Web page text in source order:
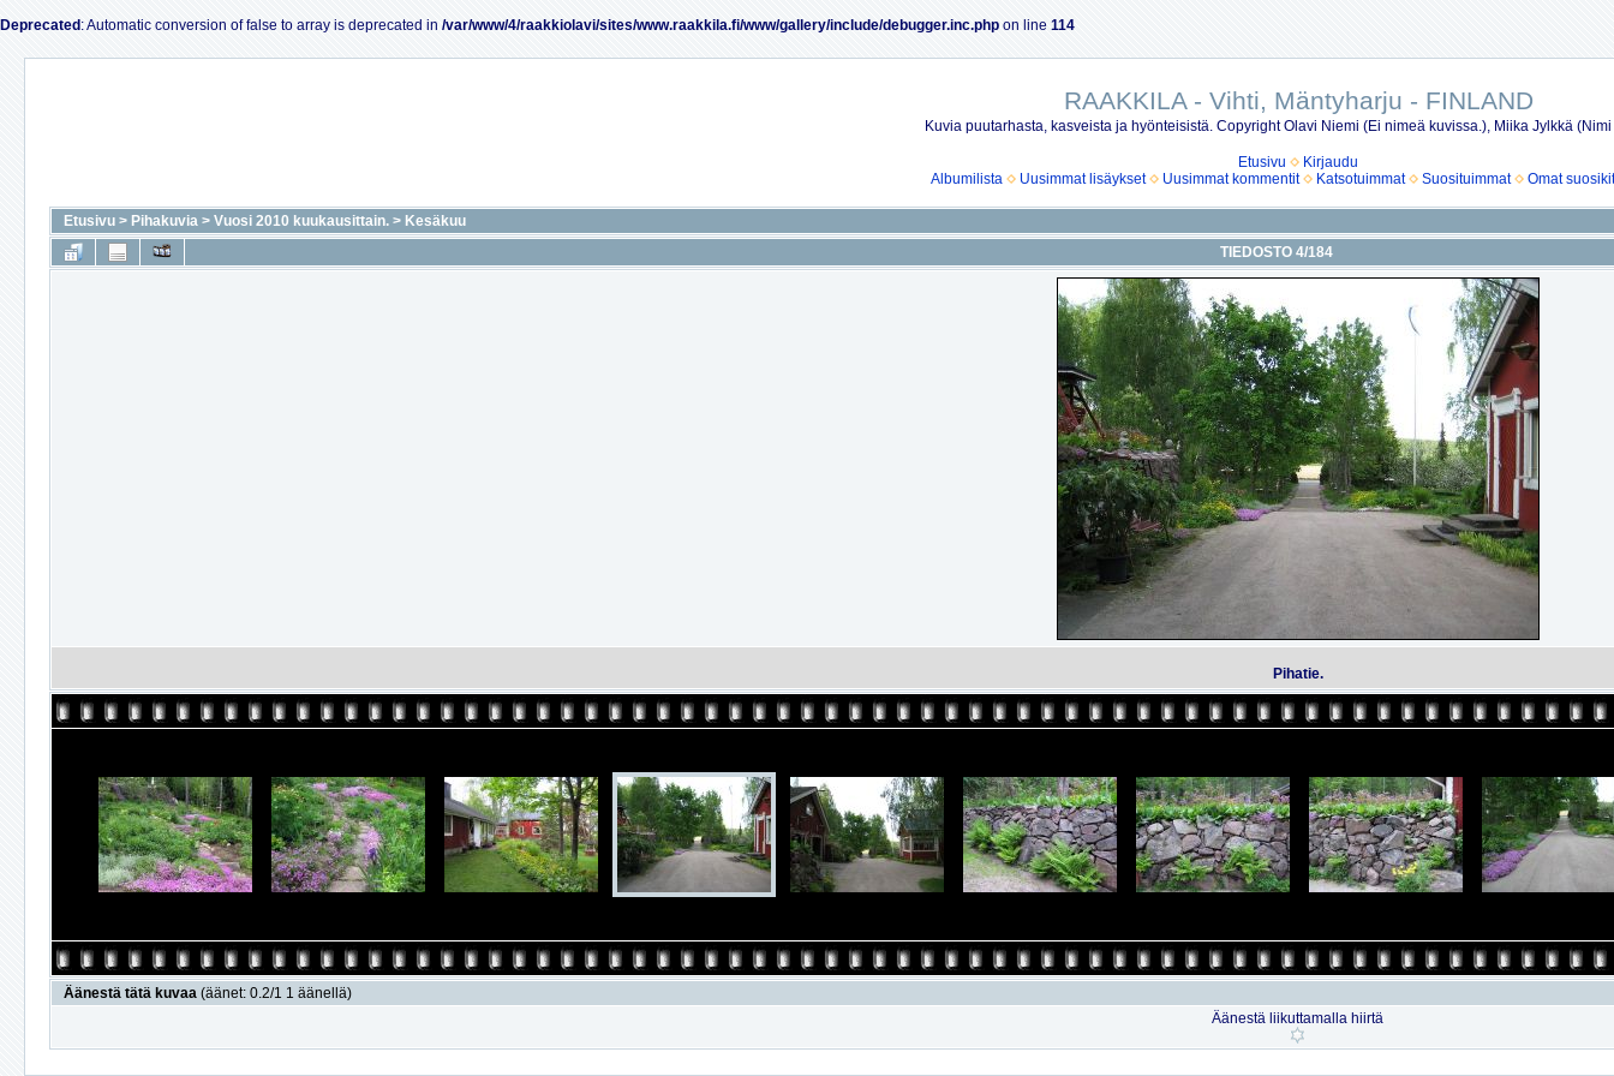
Deprecated : Automatic conversion of false to array is deprecated in /var/www/4/raakkiolavi/sites/www.raakkila.fi/www/gallery/include/debugger.inc.php on line 114
RAAKKILA - Vihti, Mäntyharju - FINLAND
Kuvia puutarhasta, kasveista ja hyönteisistä. Copyright Olavi Niemi (Ei nimeä kuvissa.), Miika Jylkkä
Etusivu
Kirjaudu
Albumilista
Uusimmat lisäykset Uusimmat kommentit Katsotuimmat Suosituimmat Omat suosikit
Etusivu > Pihakuvia > Vuosi 2010 kuukausittain. > Kesäkuu
TIEDOSTO 4/184
Pihatie.
Äänestä tätä kuvaa (äänet: 0.2/1 1 äänellä)
Äänestä liikuttamalla hiirtä